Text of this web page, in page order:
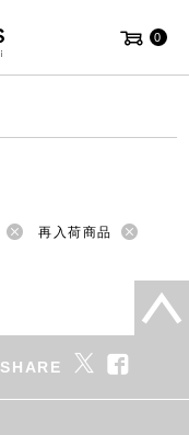
0
再入荷商品
SHARE